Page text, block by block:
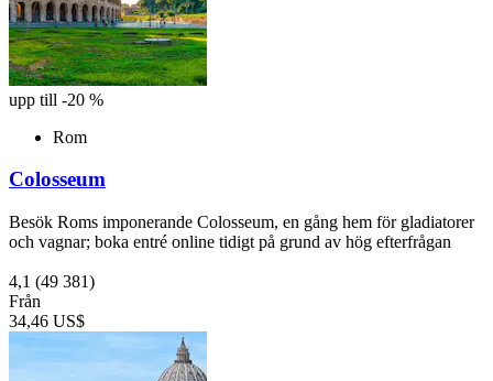
upp till -20 %
Rom
Colosseum
Besök Roms imponerande Colosseum, en gång hem för gladiatorer
och vagnar; boka entré online tidigt på grund av hög efterfrågan
4,1 (49 381)
Från
34,46 US$